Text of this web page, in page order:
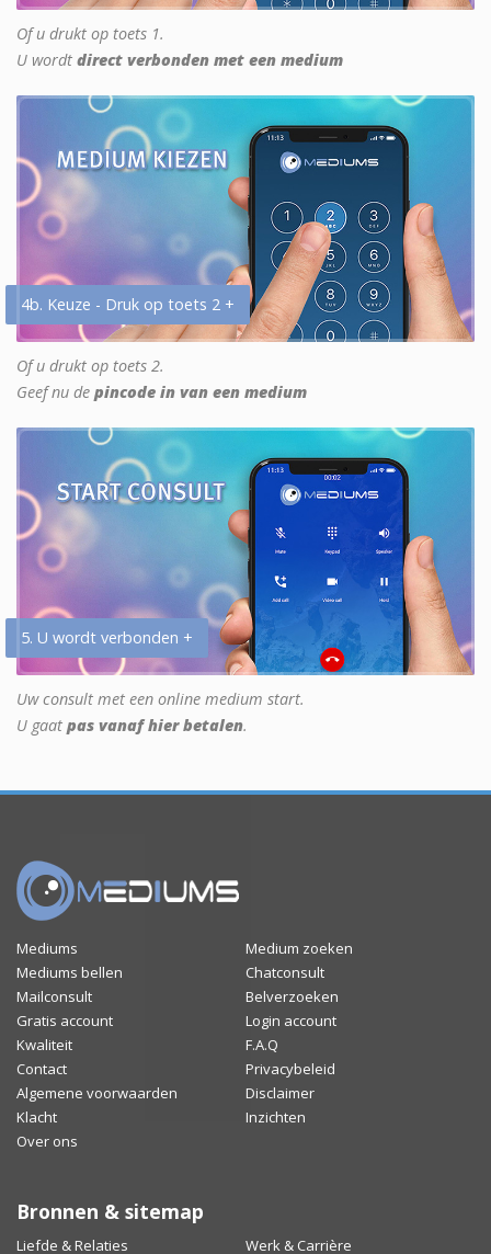
Of u drukt op toets 1.
U wordt direct verbonden met een medium
4b. Keuze - Druk op toets 2 +
Of u drukt op toets 2.
Geef nu de pincode in van een medium
5. U wordt verbonden +
Uw consult met een online medium start.
U gaat pas vanaf hier betalen.
Mediums
Medium zoeken
Mediums bellen
Chatconsult
Mailconsult
Belverzoeken
Gratis account
Login account
Kwaliteit
F.A.Q
Contact
Privacybeleid
Algemene voorwaarden
Disclaimer
Klacht
Inzichten
Over ons
Bronnen & sitemap
Liefde & Relaties Werk & Carrière